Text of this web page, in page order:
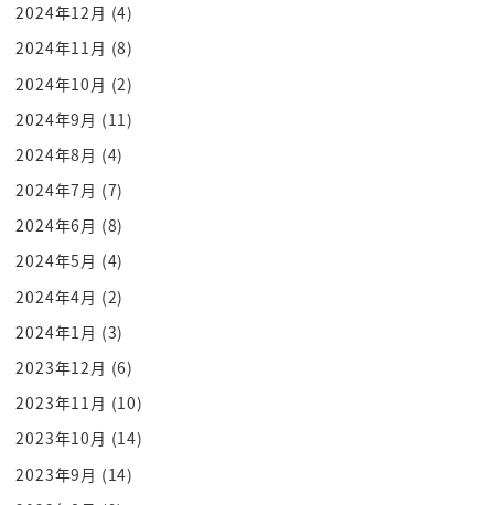
臭くない
俺先輩の頭皮初めて書きました
だからそういうことなんだよ
確かに俺息子よく嗅ぐんですけど
息子みたいな感じ
こうやって頭こうやって見ながらうわー
何これほらこのここだけなんか赤ちゃん
みたいな毛であとはなんかちゃんと
しっかりしてる毛だけどこれなんでここ
だけこの赤ちゃんみたいなキャラのみたい
なやめとけそういうのはまあもうやめとけ
ほらここだけほら見てみてこれなにこれ
赤ちゃんみたいだけ取るんや
すごい愛されてますよねまあまあそんな
感じになります
2024年12月 (4)
2024年11月 (8)
2024年10月 (2)
2024年9月 (11)
2024年8月 (4)
2024年7月 (7)
2024年6月 (8)
2024年5月 (4)
2024年4月 (2)
2024年1月 (3)
2023年12月 (6)
2023年11月 (10)
2023年10月 (14)
2023年9月 (14)